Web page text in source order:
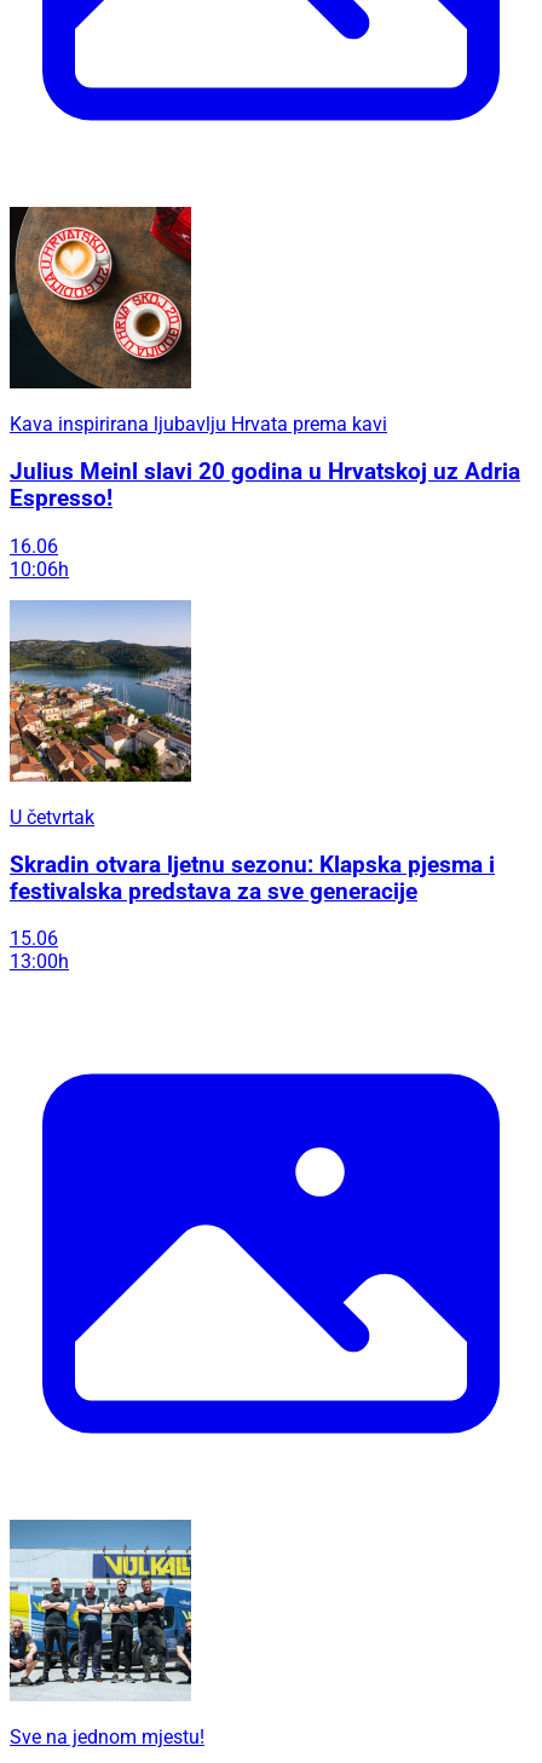
Kava inspirirana ljubavlju Hrvata prema kavi
Julius Meinl slavi 20 godina u Hrvatskoj uz Adria
Espresso!
16.06
10:06h
U četvrtak
Skradin otvara ljetnu sezonu: Klapska pjesma i
festivalska predstava za sve generacije
15.06
13:00h
Sve na jednom mjestu!